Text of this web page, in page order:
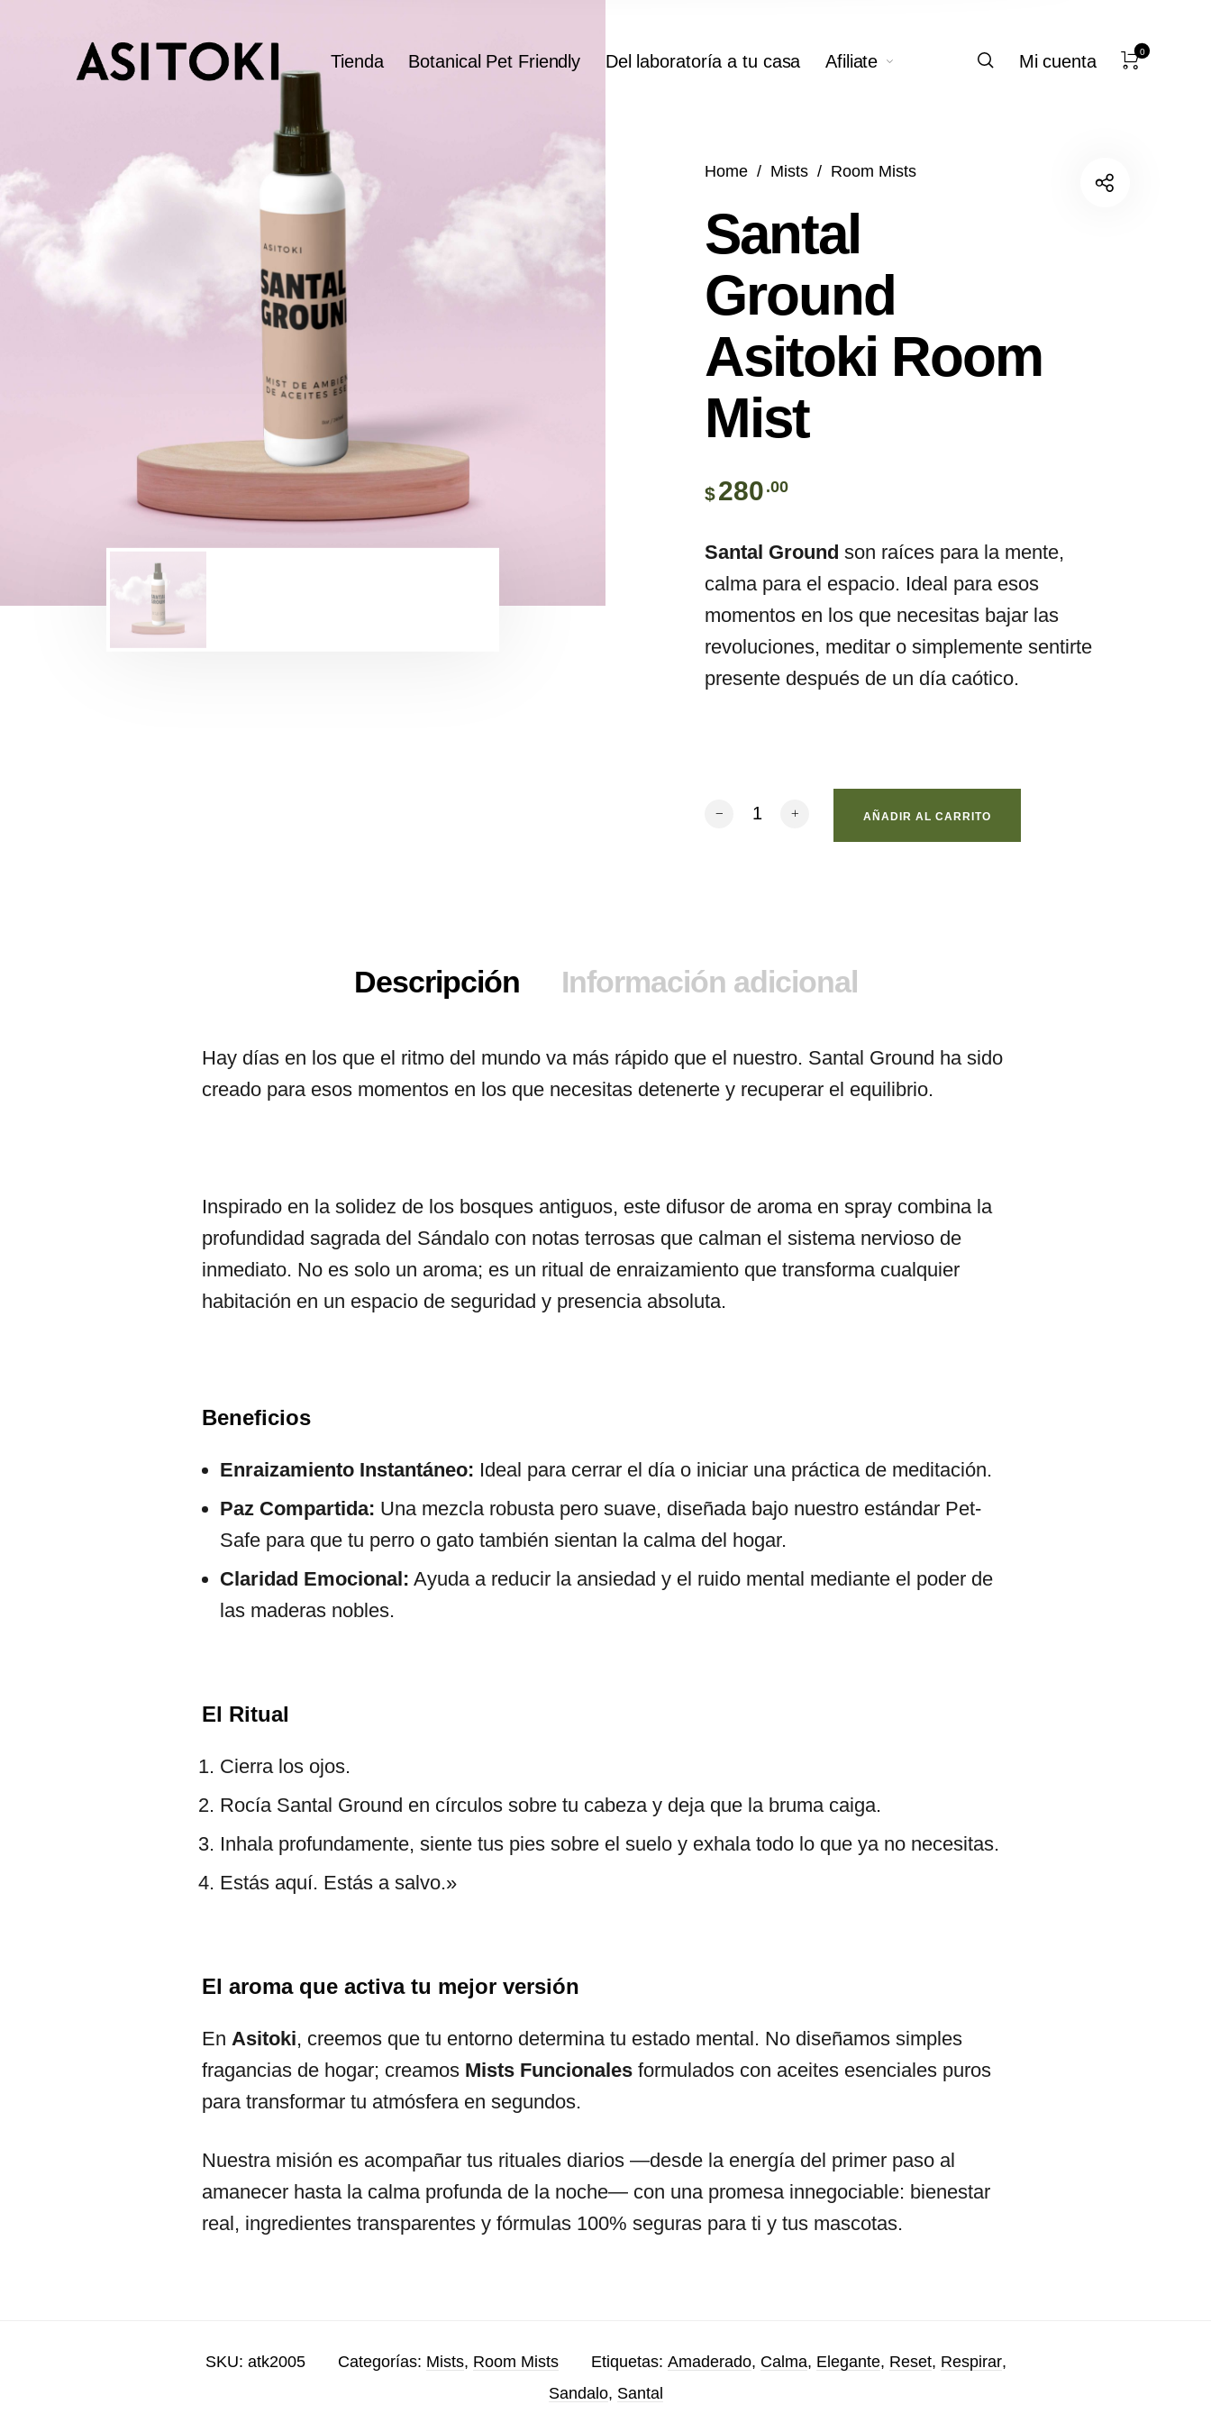
Tienda Botanical Pet Friendly Del laboratoría a tu casa Afiliate Mi cuenta 0
Home / Mists / Room Mists
Santal
Ground
Asitoki Room
Mist
$280 .00
Santal Ground son raíces para la mente,
calma para el espacio. Ideal para esos
momentos en los que necesitas bajar las
revoluciones, meditar o simplemente sentirte
presente después de un día caótico.
Santal Ground Asitoki Room Mist cantidad
AÑADIR AL CARRITO
Descripción Información adicional
Hay días en los que el ritmo del mundo va más rápido que el nuestro. Santal Ground ha sido
creado para esos momentos en los que necesitas detenerte y recuperar el equilibrio.
Inspirado en la solidez de los bosques antiguos, este difusor de aroma en spray combina la
profundidad sagrada del Sándalo con notas terrosas que calman el sistema nervioso de
inmediato. No es solo un aroma; es un ritual de enraizamiento que transforma cualquier
habitación en un espacio de seguridad y presencia absoluta.
Beneficios
Enraizamiento Instantáneo: Ideal para cerrar el día o iniciar una práctica de meditación.
Paz Compartida: Una mezcla robusta pero suave, diseñada bajo nuestro estándar Pet-
Safe para que tu perro o gato también sientan la calma del hogar.
Claridad Emocional: Ayuda a reducir la ansiedad y el ruido mental mediante el poder de
las maderas nobles.
El Ritual
Cierra los ojos.
Rocía Santal Ground en círculos sobre tu cabeza y deja que la bruma caiga.
Inhala profundamente, siente tus pies sobre el suelo y exhala todo lo que ya no necesitas.
Estás aquí. Estás a salvo.»
El aroma que activa tu mejor versión
En Asitoki, creemos que tu entorno determina tu estado mental. No diseñamos simples
fragancias de hogar; creamos Mists Funcionales formulados con aceites esenciales puros
para transformar tu atmósfera en segundos.
Nuestra misión es acompañar tus rituales diarios —desde la energía del primer paso al
amanecer hasta la calma profunda de la noche— con una promesa innegociable: bienestar
real, ingredientes transparentes y fórmulas 100% seguras para ti y tus mascotas.
SKU: atk2005 Categorías: Mists, Room Mists Etiquetas: Amaderado, Calma, Elegante, Reset, Respirar,
Sandalo, Santal